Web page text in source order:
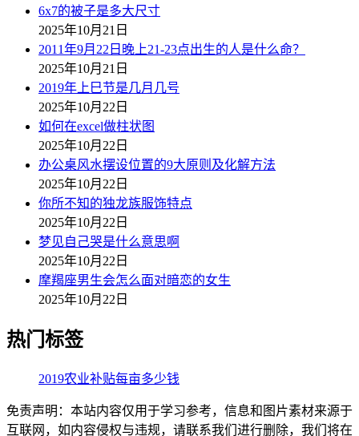
6x7的被子是多大尺寸
2025年10月21日
2011年9月22日晚上21-23点出生的人是什么命？
2025年10月21日
2019年上巳节是几月几号
2025年10月22日
如何在excel做柱状图
2025年10月22日
办公桌风水摆设位置的9大原则及化解方法
2025年10月22日
你所不知的独龙族服饰特点
2025年10月22日
梦见自己哭是什么意思啊
2025年10月22日
摩羯座男生会怎么面对暗恋的女生
2025年10月22日
热门标签
2019农业补贴每亩多少钱
免责声明：本站内容仅用于学习参考，信息和图片素材来源于
互联网，如内容侵权与违规，请联系我们进行删除，我们将在